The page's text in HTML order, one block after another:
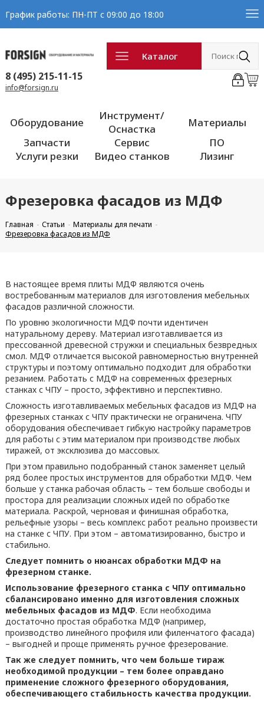
График работы: ПН-ПТ с 09:00 до 18:00
Каталог
8 (495) 215-11-15
info@forsign.ru
Оборудование
Инструмент/
Оснастка
Материалы
Запчасти
Сервис
ПО
Услуги резки
Видео станков Лизинг
Фрезеровка фасадов из МДФ
Главная Статьи
Материалы для печати
Фрезеровка фасадов из МДФ
В настоящее время плиты МДФ являются очень
востребованным материалов для изготовления мебельных
фасадов различной сложности.
По уровню экологичности МДФ почти идентичен
натуральному дереву. Материал изготавливается из
прессованной древесной стружки и специальных безвредных
смол. МДФ отличается высокой равномерностью внутренней
структуры и поэтому оптимально подходит для обработки
резанием. Работать с МДФ на современных фрезерных
станках с ЧПУ – просто, эффективно и перспективно.
Сложность изготавливаемых мебельных фасадов из МДФ на
фрезерных станках с ЧПУ практически не ограничена. ЧПУ
оборудования обеспечивает гибкую настройку параметров
для работы с этим материалом при производстве любых
тиражей, от эксклюзива до массовых.
При этом правильно подобранный станок заменяет целый
ряд более простых инструментов для обработки МДФ. Чем
больше у станка рабочая область – тем больше свободы и
простора для реализации сложных идей по обработке
материала. Раскрой, черновая и финишная обработка,
рельефные узоры – весь комплекс работ реально произвести
на станке с ЧПУ. При этом – автоматизированно, быстро и
стабильно.
Следует помнить о нюансах обработки МДФ на
фрезерном станке.
Использование фрезерного станка с ЧПУ оптимально
сбалансировано именно для изготовления сложных
мебельных фасадов из МДФ. Если необходима
достаточно простая обработка МДФ (например,
производство линейного профиля или филенчатого фасада)
– выгодней и проще применять ручное фрезерование.
Так же следует помнить, что чем больше тираж
необходимой продукции – тем более оправдано
применение сложного фрезерного оборудования,
обеспечивающего стабильность качества продукции.